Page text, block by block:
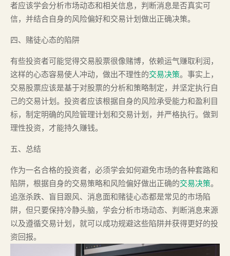
者应该学会分析市场动态和相关信息，判断消息是否真实可
信，并结合自身的风险偏好和交易计划做出正确决策。
四、赌徒心态的陷阱
有些投资者可能觉得交易股票很像赌博，依赖运气赚取利润，
这样的心态容易使人冲动，做出不理性的交易决策。事实上，
交易股票应该是基于对股票的分析和策略制定，并坚定执行自
己的交易计划。投资者应该根据自身的风险承受能力和盈利目
标，制定明确的风险管理计划和交易计划，并严格执行。做到
理性投资，才能持久赚钱。
五、总结
作为一名合格的投资者，必须学会如何避免市场的各种套路和
陷阱，根据自身的交易策略和风险偏好做出正确的交易决策。
追涨杀跌、盲目跟风、消息面和赌徒心态都是常见的市场陷
阱，但只要保持冷静头脑，学会分析市场动态、判断消息来源
以及遵循交易计划，就可以成功规避这些陷阱并获得更好的投
资回报。